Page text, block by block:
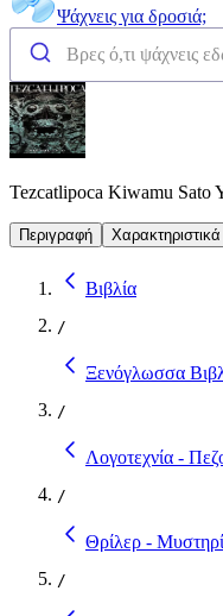
Ψάχνεις για δροσιά;
Tezcatlipoca Kiwamu Sato
Περιγραφή Χαρακτηριστικά
Βιβλία
/
Ξενόγλωσσα
/
Λογοτεχνία -
/
Θρίλερ -
/